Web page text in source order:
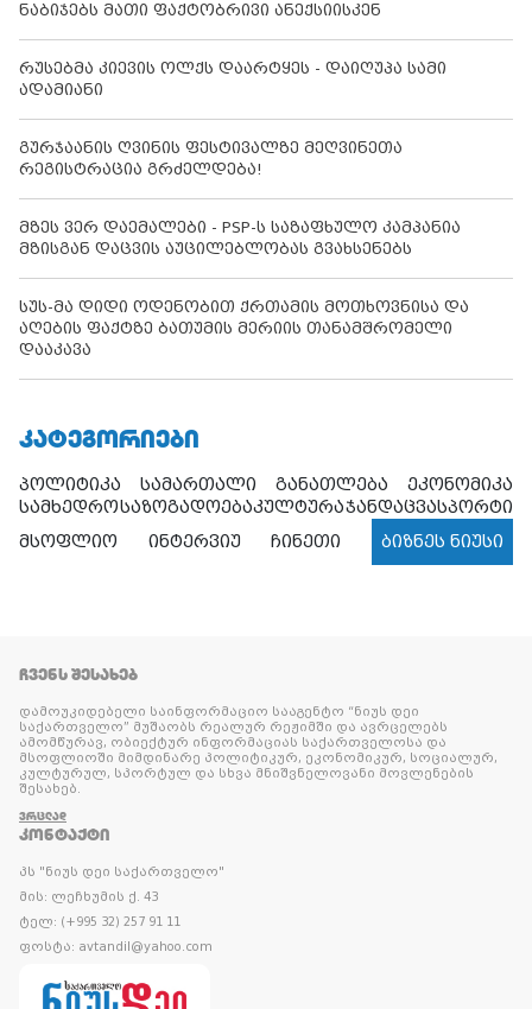
ნაბიჯებს მათი ფაქტობრივი ანექსიისკენ
რუსებმა კიევის ოლქს დაარტყეს - დაიღუპა სამი
ადამიანი
გურჯაანის ღვინის ფესტივალზე მეღვინეთა
რეგისტრაცია გრძელდება!
მზეს ვერ დაემალები - PSP-ს საზაფხულო კამპანია
მზისგან დაცვის აუცილებლობას გვახსენებს
სუს-მა დიდი ოდენობით ქრთამის მოთხოვნისა და
აღების ფაქტზე ბათუმის მერიის თანამშრომელი
დააკავა
ᲙᲐᲢᲔᲒᲝᲠᲘᲔᲑᲘ
პოლიტიკა სამართალი განათლება
ეკონომიკა
სამხედროსაზოგადოებაკულტურაჯანდაცვასპორტი
მსოფლიო
ინტერვიუ ჩინეთი ბიზნეს ნიუსი
ᲩᲕᲔᲜᲡ ᲨᲔᲡᲐᲮᲔᲑ
დამოუკიდებელი საინფორმაციო სააგენტო “ნიუს დეი
საქართველო” მუშაობს რეალურ რეჟიმში და ავრცელებს
ამომწურავ, ობიექტურ ინფორმაციას საქართველოსა და
მსოფლიოში მიმდინარე პოლიტიკურ, ეკონომიკურ, სოციალურ,
კულტურულ, სპორტულ და სხვა მნიშვნელოვანი მოვლენების
შესახებ.
ᲕᲠᲪᲚᲐᲓ
ᲙᲝᲜᲢᲐᲥᲢᲘ
პს "ნიუს დეი საქართველო"
მის: ლეჩხუმის ქ. 43
ტელ: (+995 32) 257 91 11
ფოსტა: avtandil@yahoo.com